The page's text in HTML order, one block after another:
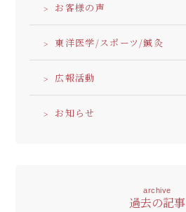
お客様の声
東洋医学/スポーツ/鍼灸
広報活動
お知らせ
archive
過去の記事